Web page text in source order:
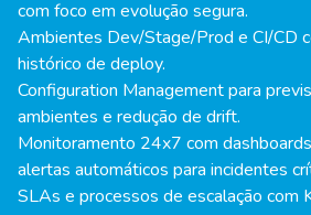
com foco em evolução segura.
Ambientes Dev/Stage/Prod e CI/CD
histórico de deploy.
Configuration Management para
ambientes e redução de drift.
Monitoramento 24x7 com
alertas automáticos para incidentes
SLAs e processos de escalação com